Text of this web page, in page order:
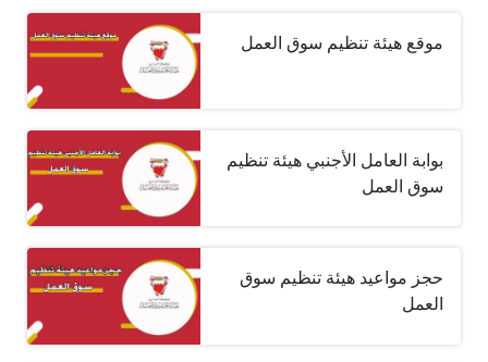
موقع هيئة تنظيم سوق العمل
بوابة العامل الأجنبي هيئة تنظيم
سوق العمل
حجز مواعيد هيئة تنظيم سوق
العمل